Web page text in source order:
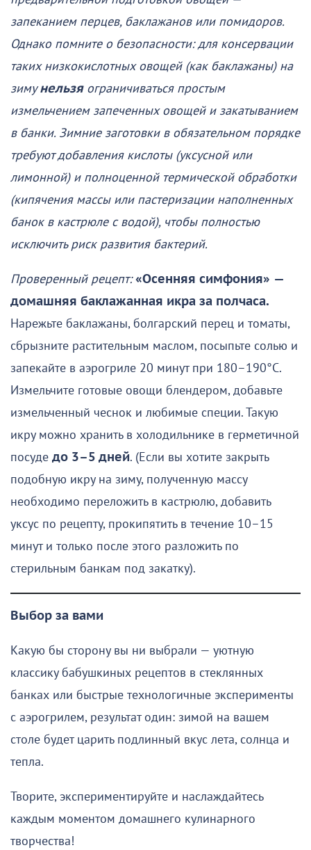
запеканием перцев, баклажанов или помидоров.
Однако помните о безопасности: для консервации
таких низкокислотных овощей (как баклажаны) на
зимунельзяограничиваться простым
измельчением запеченных овощей и закатыванием
в банки. Зимние заготовки в обязательном порядке
требуют добавления кислоты (уксусной или
лимонной) и полноценной термической обработки
(кипячения массы или пастеризации наполненных
банок в кастрюле с водой), чтобы полностью
исключить риск развития бактерий.
Проверенный рецепт:«Осенняя симфония» —
домашняя баклажанная икра за полчаса.
Нарежьте баклажаны, болгарский перец и томаты,
сбрызните растительным маслом, посыпьте солью и
запекайте в аэрогриле 20 минут при 180–190°C.
Измельчите готовые овощи блендером, добавьте
измельченный чеснок и любимые специи. Такую
икру можно хранить в холодильнике в герметичной
посуде до 3–5 дней. (Если вы хотите закрыть
подобную икру на зиму, полученную массу
необходимо переложить в кастрюлю, добавить
уксус по рецепту, прокипятить в течение 10–15
минут и только после этого разложить по
стерильным банкам под закатку).
Выбор за вами
Какую бы сторону вы ни выбрали — уютную
классику бабушкиных рецептов в стеклянных
банках или быстрые технологичные эксперименты
с аэрогрилем, результат один: зимой на вашем
столе будет царить подлинный вкус лета, солнца и
тепла.
Творите, экспериментируйте и наслаждайтесь
каждым моментом домашнего кулинарного
творчества!